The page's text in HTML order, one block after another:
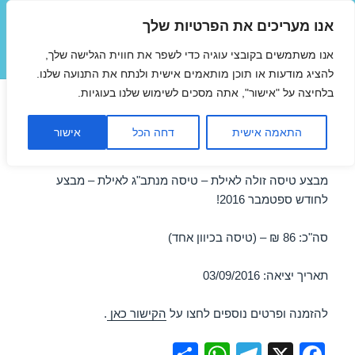
אנו מעריכים את הפרטיות שלך
אנו משתמשים בקובצי עוגיה כדי לשפר את חווית הגלישה שלך,
להציג מודעות או תוכן מותאמים אישית ולנתח את התנועה שלנו.
בלחיצה על "אישור", אתה מסכים לשימוש שלנו בעוגיות.
התאמה אישית דחה הכל אישור
תפריטים
ווידג'טים
טיסות זולות לאילת בספטמבר
03/09/2016
מבצע טיסה זולה לאילת – טיסה מנתב"ג לאילת – מבצע
לחודש ספטמבר 2016!
סה"כ: 86 ₪ – (טיסה בכיוון אחד)
תאריך יציאה: 03/09/2016
להזמנה ופרטים נוספים לחצו על הקישור כאן .